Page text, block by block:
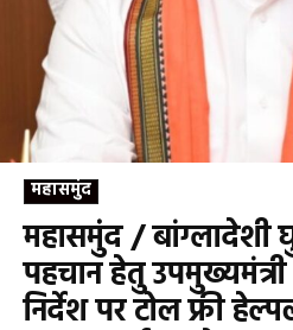
महासमुंद
महासमुंंद / बांग्लादेशी
पहचान हेतु
निर्देश पर टोल फ्री